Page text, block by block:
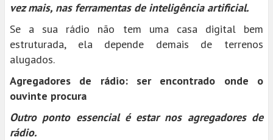
vez mais, nas ferramentas de inteligência artificial.
Se a sua rádio não tem uma casa digital bem
estruturada, ela depende demais de terrenos
alugados.
Agregadores de rádio: ser encontrado onde o
ouvinte procura
Outro ponto essencial é estar nos agregadores de
rádio.